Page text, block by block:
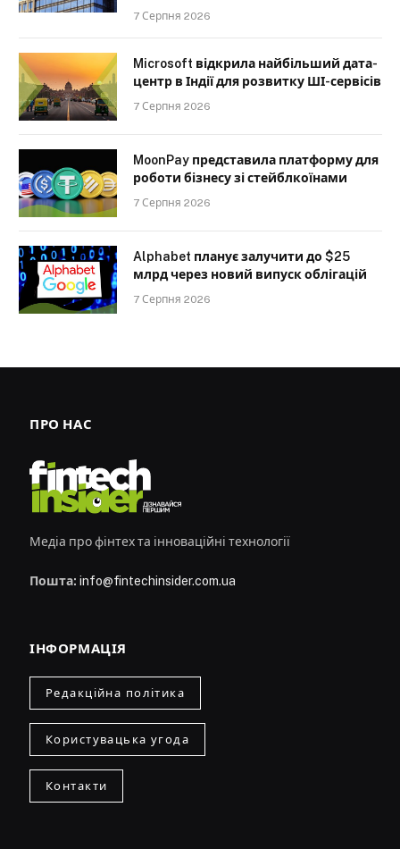
7 Серпня 2026
Microsoft відкрила найбільший дата-
центр в Індії для розвитку ШІ-сервісів
7 Серпня 2026
MoonPay представила платформу для
роботи бізнесу зі стейблкоїнами
7 Серпня 2026
Alphabet планує залучити до $25
млрд через новий випуск облігацій
7 Серпня 2026
ПРО НАС
Медіа про фінтех та інноваційні технології
Пошта: info@fintechinsider.com.ua
ІНФОРМАЦІЯ
Редакційна політика
Користувацька угода
Контакти